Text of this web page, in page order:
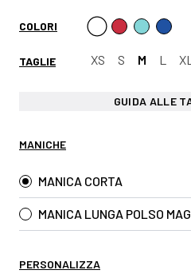
COLORI
TAGLIE XS S M L XL
GUIDA ALLE
MANICHE
MANICA CORTA
MANICA LUNGA POLSO
PERSONALIZZA